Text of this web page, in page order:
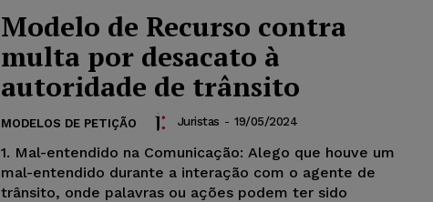
Modelo de Recurso contra
multa por desacato à
autoridade de trânsito
MODELOS DE PETIÇÃO Juristas - 19/05/2024
1. Mal-entendido na Comunicação: Alego que houve um
mal-entendido durante a interação com o agente de
trânsito, onde palavras ou ações podem ter sido